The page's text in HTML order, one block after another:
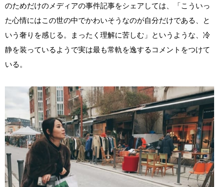
のためだけのメディアの事件記事をシェアしては、「こういっ
た心情にはこの世の中でかわいそうなのが自分だけである、と
いう奢りを感じる。まったく理解に苦しむ」というような、冷
静を装っているようで実は最も常軌を逸するコメントをつけて
いる。